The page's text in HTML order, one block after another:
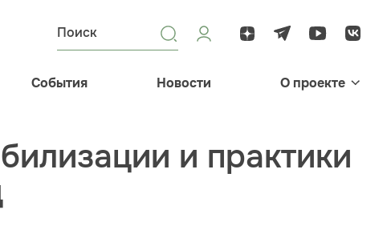
События Новости О проекте
и практики